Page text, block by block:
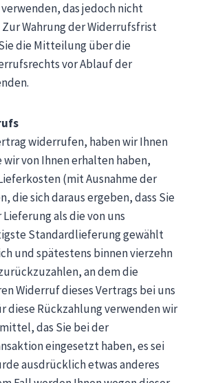
das jedoch nicht
Wahrung der Widerrufsfrist
die Mitteilung über die
vor Ablauf der
widerrufen, haben wir Ihnen
von Ihnen erhalten haben,
(mit Ausnahme der
die sich daraus ergeben, dass Sie
als die von uns
Standardlieferung gewählt
und spätestens binnen vierzehn
an dem die
Widerruf dieses Vertrags bei uns
diese Rückzahlung verwenden wir
das Sie bei der
eingesetzt haben, es sei
ausdrücklich etwas anderes